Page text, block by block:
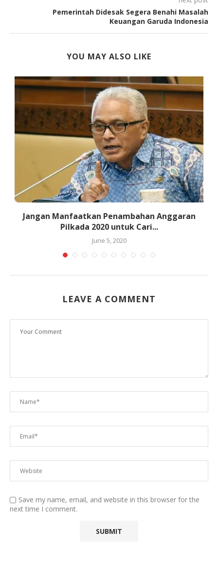
Pemerintah Didesak Segera Benahi Masalah
Keuangan Garuda Indonesia
YOU MAY ALSO LIKE
Jangan Manfaatkan Penambahan Anggaran
Pilkada 2020 untuk Cari...
June 5, 2020
LEAVE A COMMENT
Save my name, email, and website in this browser for the
next time I comment.